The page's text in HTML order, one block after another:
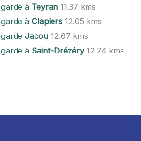
à Teyran 11.37 kms
garde àClapiers 12.05 kms
gardeJacou 12.67 kms
à Saint-Drézéry12.74 kms